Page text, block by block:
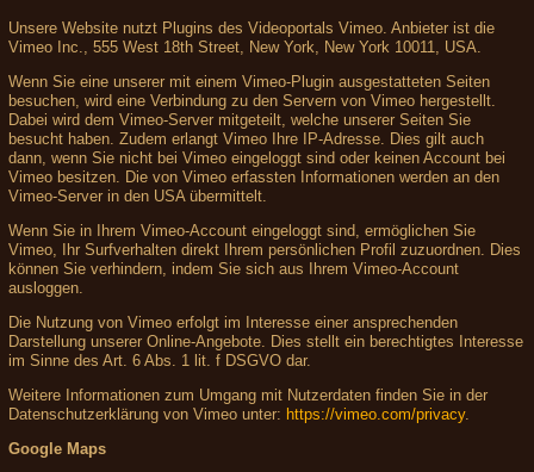
Unsere Website nutzt Plugins des Videoportals Vimeo. Anbieter ist die
Vimeo Inc., 555 West 18th Street, New York, New York 10011, USA.
Wenn Sie eine unserer mit einem Vimeo-Plugin ausgestatteten Seiten
besuchen, wird eine Verbindung zu den Servern von Vimeo hergestellt.
Dabei wird dem Vimeo-Server mitgeteilt, welche unserer Seiten Sie
besucht haben. Zudem erlangt Vimeo Ihre IP-Adresse. Dies gilt auch
dann, wenn Sie nicht bei Vimeo eingeloggt sind oder keinen Account bei
Vimeo besitzen. Die von Vimeo erfassten Informationen werden an den
Vimeo-Server in den USA übermittelt.
Wenn Sie in Ihrem Vimeo-Account eingeloggt sind, ermöglichen Sie
Vimeo, Ihr Surfverhalten direkt Ihrem persönlichen Profil zuzuordnen. Dies
können Sie verhindern, indem Sie sich aus Ihrem Vimeo-Account
ausloggen.
Die Nutzung von Vimeo erfolgt im Interesse einer ansprechenden
Darstellung unserer Online-Angebote. Dies stellt ein berechtigtes Interesse
im Sinne des Art. 6 Abs. 1 lit. f DSGVO dar.
Weitere Informationen zum Umgang mit Nutzerdaten finden Sie in der
Datenschutzerklärung von Vimeo unter: https://vimeo.com/privacy.
Google Maps